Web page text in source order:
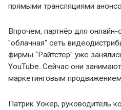
прямыми трансляциями
Впрочем, партнёр для
"облачная" сеть
фирмы "Райтстер" уже
YouTube. Сейчас они
маркетинговым
Патрик Уокер, руководитель